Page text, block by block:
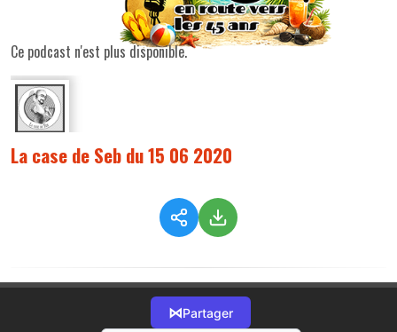
Ce podcast n'est plus disponible.
La case de Seb du 15 06 2020
⋈Partager